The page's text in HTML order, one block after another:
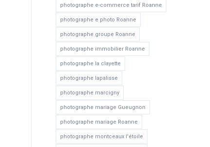
photographe e-commerce tarif Roanne
photographe e photo Roanne
photographe groupe Roanne
photographe immobilier Roanne
photographe la clayette
photographe lapalisse
photographe marcigny
photographe mariage Gueugnon
photographe mariage Roanne
photographe montceaux l'étoile